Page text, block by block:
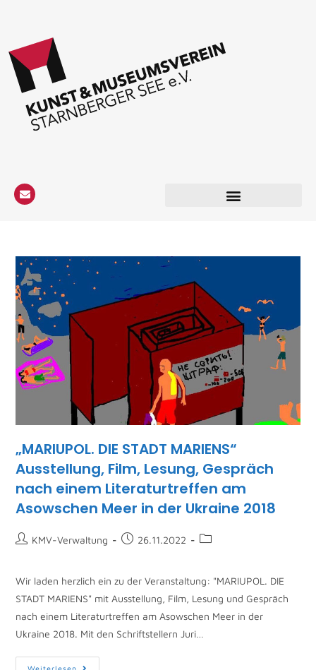
„MARIUPOL. DIE STADT MARIENS“
Ausstellung, Film, Lesung, Gespräch
nach einem Literaturtreffen am
Asowschen Meer in der Ukraine 2018
KMV-Verwaltung 26.11.2022
Wir laden herzlich ein zu der Veranstaltung: "MARIUPOL. DIE
STADT MARIENS" mit Ausstellung, Film, Lesung und Gespräch
nach einem Literaturtreffen am Asowschen Meer in der
Ukraine 2018. Mit den Schriftstellern Juri…
Weiterlesen